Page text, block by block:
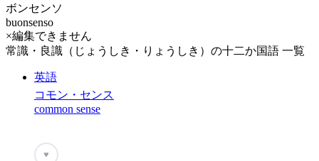
ボンセンソ
buonsenso
×編集できません
常識・良識（じょうしき・りょうしき）の十二か国語 一覧
英語
コモン・センス
common sense
♥